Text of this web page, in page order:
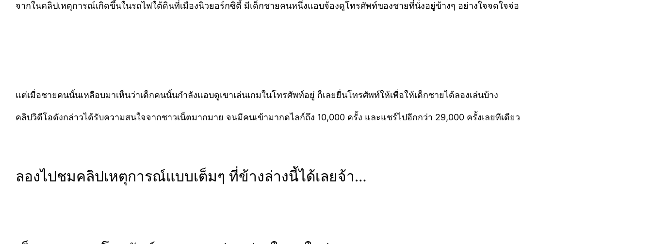
จากในคลิปเหตุการณ์เกิดขึ้นในรถไฟใต้ดินที่เมืองนิวยอร์กซิตี้ มีเด็กชายคนหนึ่งแอบจ้องดูโทรศัพท์ของชายที่นั่งอยู่ข้างๆ อย่างใจจดใจจ่อ
แต่เมื่อชายคนนั้นเหลือบมาเห็นว่าเด็กคนนั้นกำลังแอบดูเขาเล่นเกมในโทรศัพท์อยู่ ก็เลยยื่นโทรศัพท์ให้เพื่อให้เด็กชายได้ลองเล่นบ้าง
คลิปวิดีโอดังกล่าวได้รับความสนใจจากชาวเน็ตมากมาย จนมีคนเข้ามากดไลก์ถึง 10,000 ครั้ง และแชร์ไปอีกกว่า 29,000 ครั้งเลยทีเดียว
ลองไปชมคลิปเหตุการณ์แบบเต็มๆ ที่ข้างล่างนี้ได้เลยจ้า…